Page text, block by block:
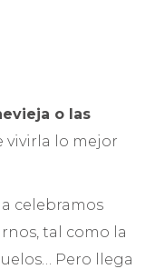
o las
vivirla lo mejor
celebramos
tal como la
Pero llega